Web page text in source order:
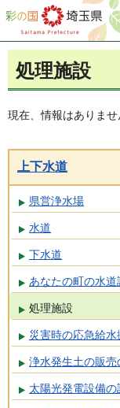
彩の国 埼玉県
処理施設
現在、情報はありませ
上下水道
県営浄水場
水道
下水道
あなたの町の水道
処理施設
災害時の応急給
浄水発生土の販売
太陽光発電設備の